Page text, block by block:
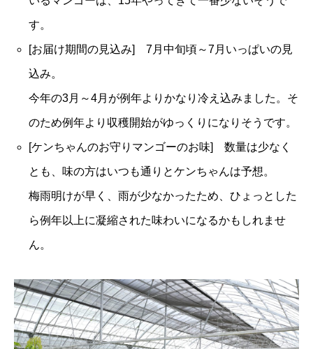
す。
[お届け期間の見込み] 7月中旬頃～7月いっぱいの見
込み。
今年の3月～4月が例年よりかなり冷え込みました。そ
のため例年より収穫開始がゆっくりになりそうです。
[ケンちゃんのお守りマンゴーのお味] 数量は少なく
とも、味の方はいつも通りとケンちゃんは予想。
梅雨明けが早く、雨が少なかったため、ひょっとした
ら例年以上に凝縮された味わいになるかもしれませ
ん。